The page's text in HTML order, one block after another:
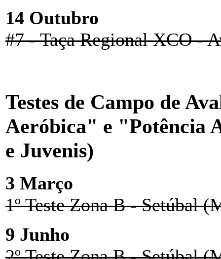
14 Outubro
#7 - Taça Regional XCO -
Testes de Campo de
Aeróbica" e "Potência
e Juvenis)
3 Março
1º Teste Zona B - Setúbal
9 Junho